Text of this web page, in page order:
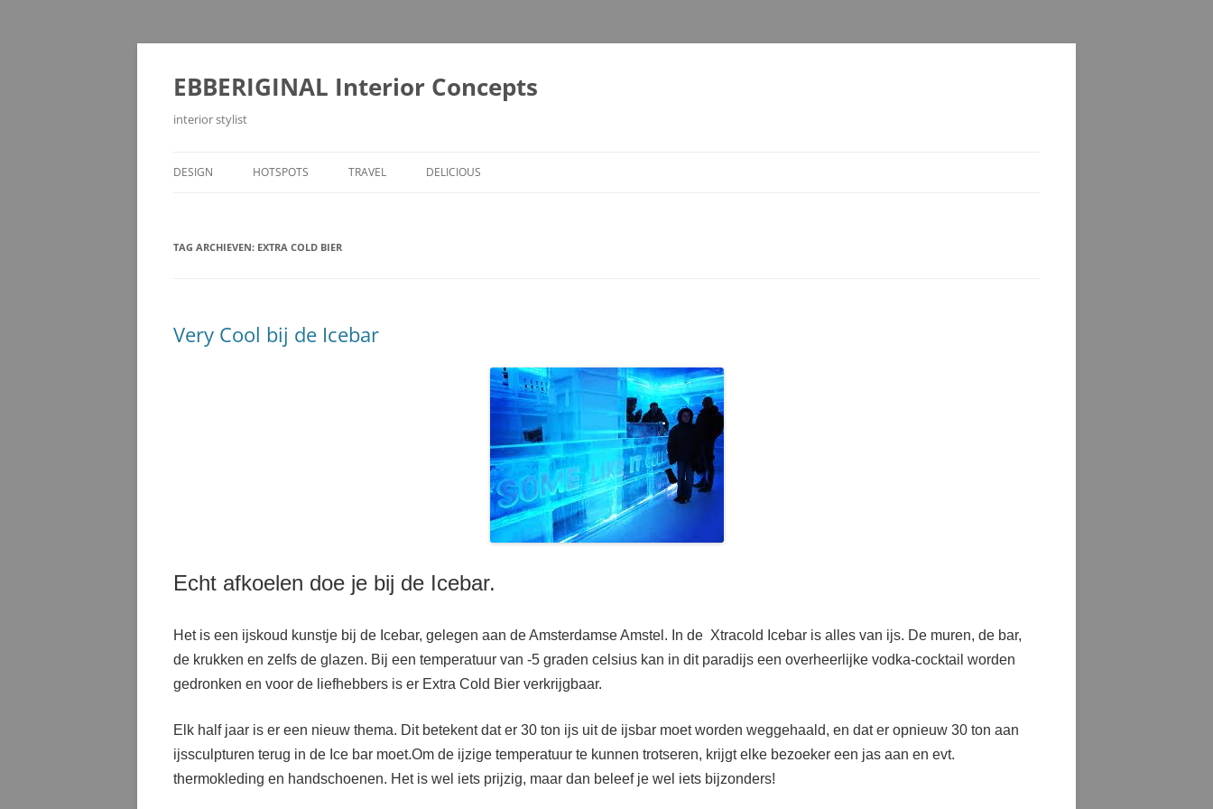
Ga
de
inhoud
EBBERIGINAL Interior Concepts
interior stylist
DESIGN HOTSPOTS TRAVEL DELICIOUS
TAG ARCHIEVEN: EXTRA COLD BIER
Very Cool bij de Icebar
Echt afkoelen doe je bij de Icebar.
Het is een ijskoud kunstje bij de Icebar, gelegen aan de Amsterdamse Amstel. In de Xtracold Icebar is alles van ijs. De muren, de bar,
de krukken en zelfs de glazen. Bij een temperatuur van -5 graden celsius kan in dit paradijs een overheerlijke vodka-cocktail worden
gedronken en voor de liefhebbers is er Extra Cold Bier verkrijgbaar.
Elk half jaar is er een nieuw thema. Dit betekent dat er 30 ton ijs uit de ijsbar moet worden weggehaald, en dat er opnieuw 30 ton aan
ijssculpturen terug in de Ice bar moet.Om de ijzige temperatuur te kunnen trotseren, krijgt elke bezoeker een jas aan en evt.
thermokleding en handschoenen. Het is wel iets prijzig, maar dan beleef je wel iets bijzonders!